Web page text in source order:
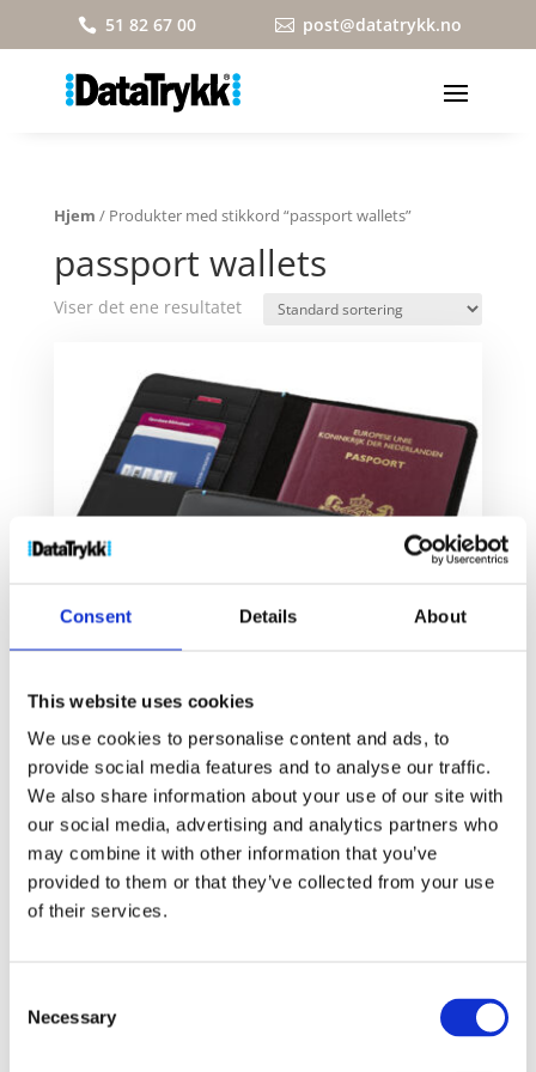
Consent Details About
This website uses cookies
We use cookies to personalise content and ads, to
provide social media features and to analyse our traffic.
We also share information about your use of our site with
our social media, advertising and analytics partners who
may combine it with other information that you’ve
provided to them or that they’ve collected from your use
of their services.
Selection
Necessary
 51 82 67 00  post@datatrykk.no
Hjem / Produkter med stikkord “passport wallets”
passport wallets
Viser det ene resultatet
Odyssey RFID passetui
158kr
Velg alternativ